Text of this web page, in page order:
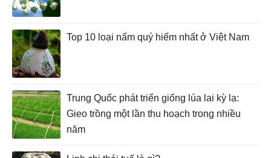
Top 10 loại nấm quý hiếm nhất ở Việt Nam
Trung Quốc phát triển giống lúa lai kỳ lạ:
Gieo trồng một lần thu hoạch trong nhiều
năm